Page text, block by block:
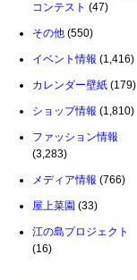
コンテスト (47)
その他 (550)
イベント情報 (1,416)
カレンダー壁紙 (179)
ショップ情報 (1,810)
ファッション情報
(3,283)
メディア情報 (766)
屋上菜園 (33)
江の島プロジェクト
(16)